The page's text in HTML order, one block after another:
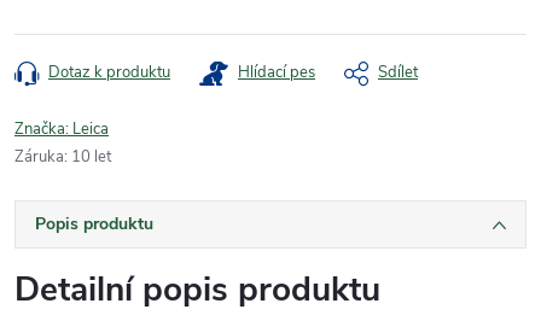
Dotaz k produktu Hlídací pes Sdílet
Značka: Leica
Záruka: 10 let
Popis produktu
Detailní popis produktu